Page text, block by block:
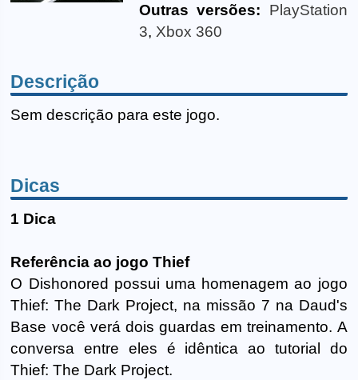
Outras versões:
PlayStation
3, Xbox 360
Descrição
Sem descrição para este jogo.
Dicas
1 Dica
Referência ao jogo Thief
O Dishonored possui uma homenagem ao jogo
Thief: The Dark Project, na missão 7 na Daud's
Base você verá dois guardas em treinamento. A
conversa entre eles é idêntica ao tutorial do
Thief: The Dark Project.